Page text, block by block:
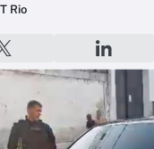
Rio